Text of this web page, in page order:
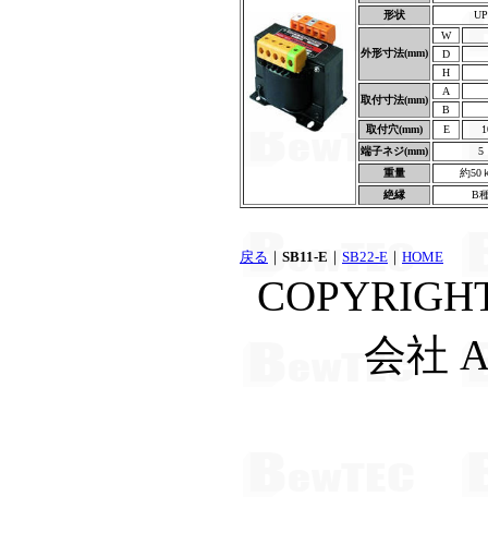
形状
UP
外形寸法(mm)
W
D
H
取付寸法(mm)
A
B
取付穴(mm)
E
端子ネジ(mm)
5
重量
約50
絶縁
B
戻る ｜ SB11-E ｜ SB22-E ｜ HOME
会社